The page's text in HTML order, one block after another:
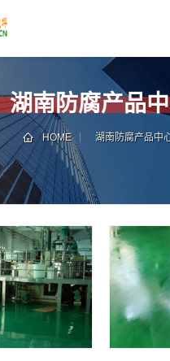
湖南防腐产品
HOME 湖南防腐产品中